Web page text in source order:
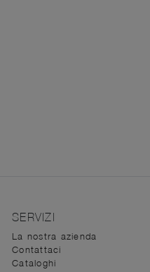
SERVIZI
La nostra azienda
Contattaci
Cataloghi